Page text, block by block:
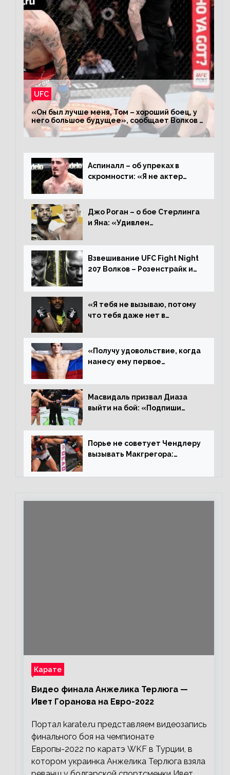
UFC
«Он был лучше меня, Том – хороший боец, у
него большое будущее», сообщает Волков –
о поражении Аспиналлу
Аспиналл – об упреках в
скромности: «Я не актер
дерьмо»
Джо Роган – о бое Стерлинга
и Яна: «Удивлен
Алджамейн определенно
выиграл»
Взвешивание UFC Fight Night
207 Волков – Розенстрайк и
«Я тебя не вызываю, потому
что тебя даже нет в
пауза», сообщает Стерлинг
ответил Сехудо
«Получу удовольствие, когда
нанесу ему первое
Иге – про бой с Евлоевым
Масвидаль призвал Диаза
выйти на бой: «Подпиши
повторим»
Порье не советует Чендлеру
вызывать Макгрегора:
каждом бою, а Конор умеет
Карате
Видео финала Анжелика Терлюга —
Ивет Горанова на Евро-2022
Портал karate.ru представляем видеозапись
финального боя на чемпионате
Европы-2022 по каратэ WKF в Турции, в
котором украинка Анжелика Терлюга взяла